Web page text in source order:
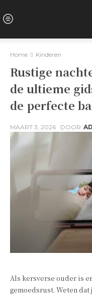
Home Kinderen
Rustige
de ultieme
de perfecte
MAART 3, 2026 DOOR
Als kersverse ouder is
gemoedsrust. Weten